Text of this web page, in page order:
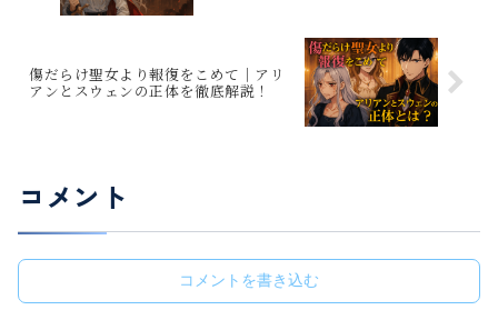
傷だらけ聖女より報復をこめて｜アリ
アンとスウェンの正体を徹底解説！
コメント
コメントを書き込む